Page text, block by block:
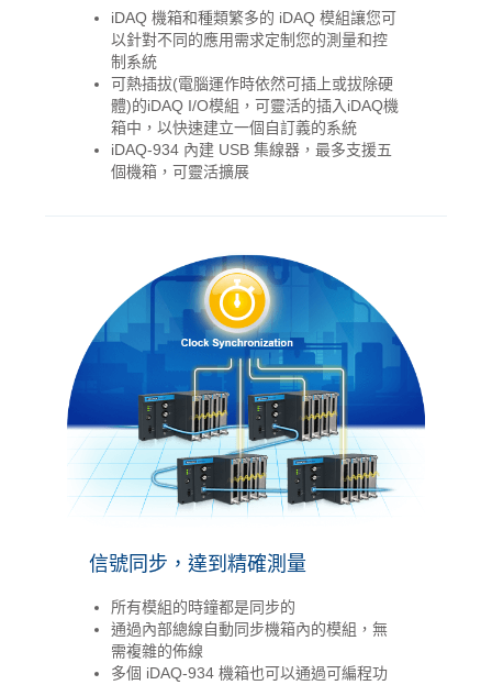
加入購物車
產品已加入購物車
iDAQ 機箱和種類繁多的 iDAQ 模組讓您可
以針對不同的應用需求定制您的測量和控
制系統
可熱插拔(電腦運作時依然可插上或拔除硬
體)的iDAQ I/O模組，可靈活的插入iDAQ機
箱中，以快速建立一個自訂義的系統
iDAQ-934 內建 USB 集線器，最多支援五
個機箱，可靈活擴展
信號同步，達到精確測量
所有模組的時鐘都是同步的
通過內部總線自動同步機箱內的模組，無
需複雜的佈線
多個 iDAQ-934 機箱也可以通過可編程功